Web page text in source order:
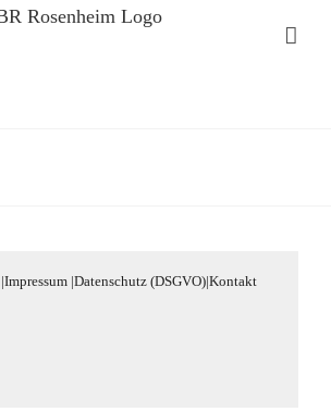
|Impressum |Datenschutz (DSGVO)|Kontakt